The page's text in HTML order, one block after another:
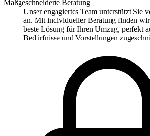
Maßgeschneiderte Beratung
Unser engagiertes Team unterstützt Sie
an. Mit individueller Beratung finden wir
beste Lösung für Ihren Umzug, perfekt
Bedürfnisse und Vorstellungen